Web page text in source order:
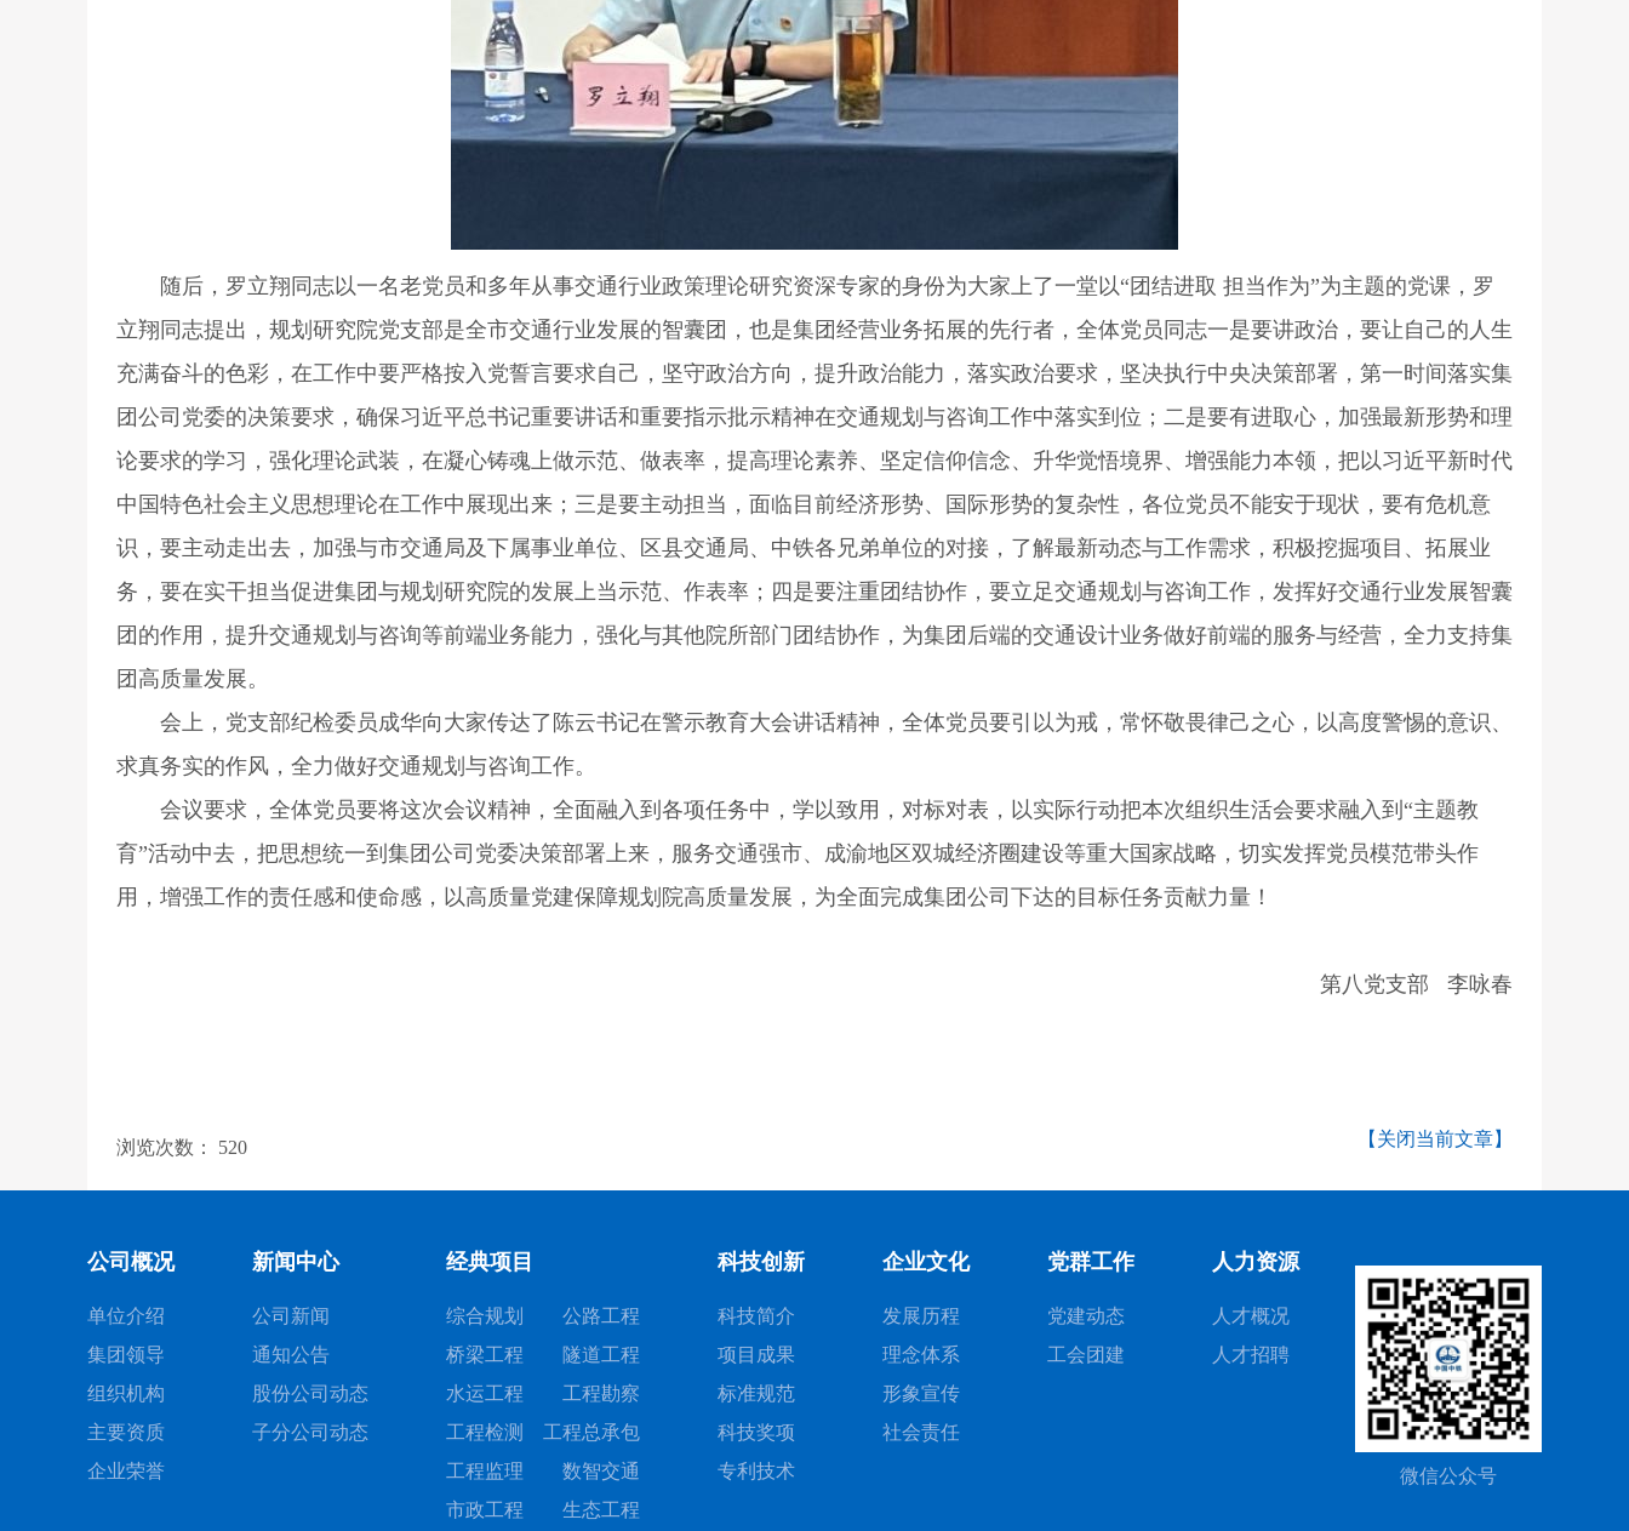
随后，罗立翔同志以一名老党员和多年从事交通行业政策理论研究资深专家的身份为大家上了一堂以“团结进取 担当作为”为主题的党课，罗
立翔同志提出，规划研究院党支部是全市交通行业发展的智囊团，也是集团经营业务拓展的先行者，全体党员同志一是要讲政治，要让自己的人生
充满奋斗的色彩，在工作中要严格按入党誓言要求自己，坚守政治方向，提升政治能力，落实政治要求，坚决执行中央决策部署，第一时间落实集
团公司党委的决策要求，确保习近平总书记重要讲话和重要指示批示精神在交通规划与咨询工作中落实到位；二是要有进取心，加强最新形势和理
论要求的学习，强化理论武装，在凝心铸魂上做示范、做表率，提高理论素养、坚定信仰信念、升华觉悟境界、增强能力本领，把以习近平新时代
中国特色社会主义思想理论在工作中展现出来；三是要主动担当，面临目前经济形势、国际形势的复杂性，各位党员不能安于现状，要有危机意
识，要主动走出去，加强与市交通局及下属事业单位、区县交通局、中铁各兄弟单位的对接，了解最新动态与工作需求，积极挖掘项目、拓展业
务，要在实干担当促进集团与规划研究院的发展上当示范、作表率；四是要注重团结协作，要立足交通规划与咨询工作，发挥好交通行业发展智囊
团的作用，提升交通规划与咨询等前端业务能力，强化与其他院所部门团结协作，为集团后端的交通设计业务做好前端的服务与经营，全力支持集
团高质量发展。
会上，党支部纪检委员成华向大家传达了陈云书记在警示教育大会讲话精神，全体党员要引以为戒，常怀敬畏律己之心，以高度警惕的意识、
求真务实的作风，全力做好交通规划与咨询工作。
会议要求，全体党员要将这次会议精神，全面融入到各项任务中，学以致用，对标对表，以实际行动把本次组织生活会要求融入到“主题教
育”活动中去，把思想统一到集团公司党委决策部署上来，服务交通强市、成渝地区双城经济圈建设等重大国家战略，切实发挥党员模范带头作
用，增强工作的责任感和使命感，以高质量党建保障规划院高质量发展，为全面完成集团公司下达的目标任务贡献力量！
第八党支部 李咏春
浏览次数： 520 【关闭当前文章】
公司概况
单位介绍
集团领导
组织机构
主要资质
企业荣誉
新闻中心
公司新闻
通知公告
股份公司动态
子分公司动态
经典项目
综合规划
公路工程
桥梁工程
隧道工程
水运工程
工程勘察
工程检测
工程总承包
工程监理
数智交通
市政工程
生态工程
科技创新
科技简介
项目成果
标准规范
科技奖项
专利技术
企业文化
发展历程
理念体系
形象宣传
社会责任
党群工作
党建动态
工会团建
人力资源
人才概况
人才招聘
微信公众号